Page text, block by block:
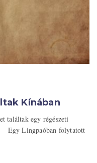
Kínában
találtak egy régészeti
Egy Lingpaóban folytatott